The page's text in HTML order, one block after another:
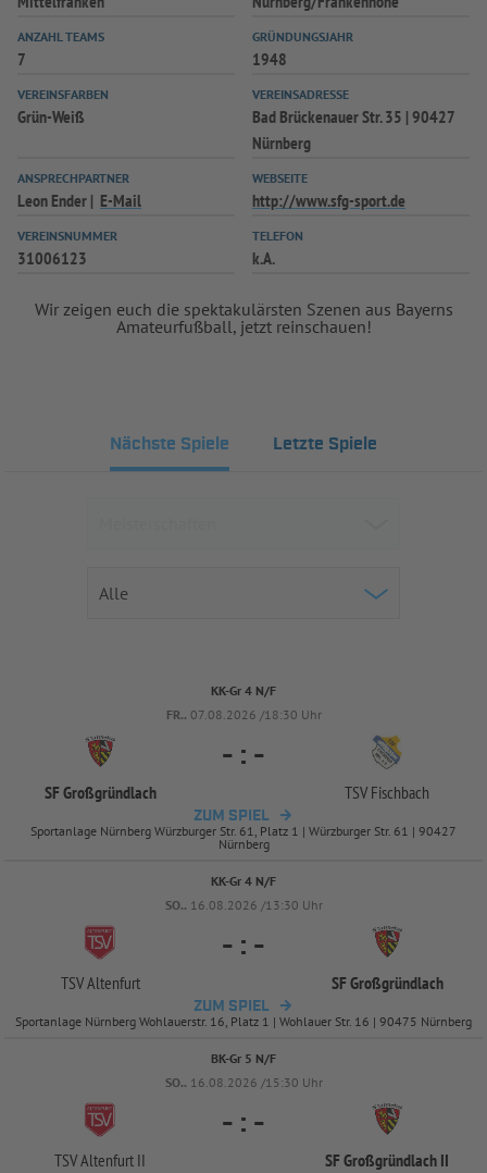
ANZAHL TEAMS
7
GRÜNDUNGSJAHR
1948
VEREINSFARBEN
Grün-Weiß
VEREINSADRESSE
Bad Brückenauer Str. 35 | 90427
Nürnberg
ANSPRECHPARTNER
Leon Ender E-Mail
WEBSEITE
http://www.sfg-sport.de
VEREINSNUMMER
31006123
TELEFON
k.A.
Wir zeigen euch die spektakulärsten Szenen aus Bayerns
Amateurfußball, jetzt reinschauen!
Nächste Spiele Letzte Spiele
KK-Gr 4 N/F
FR.. 07.08.2026 /18:30 Uhr
SF Großgründlach
- : -
TSV Fischbach
ZUM SPIEL
Sportanlage Nürnberg Würzburger Str. 61, Platz 1 | Würzburger Str. 61 | 90427
Nürnberg
KK-Gr 4 N/F
SO.. 16.08.2026 /13:30 Uhr
TSV Altenfurt
- : -
SF Großgründlach
ZUM SPIEL
Sportanlage Nürnberg Wohlauerstr. 16, Platz 1 | Wohlauer Str. 16 | 90475 Nürnberg
BK-Gr 5 N/F
SO.. 16.08.2026 /15:30 Uhr
TSV Altenfurt II
- : -
SF Großgründlach II